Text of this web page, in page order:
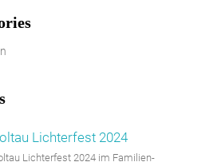
Lichterfest 2024
Lichterfest 2024 im Familien-